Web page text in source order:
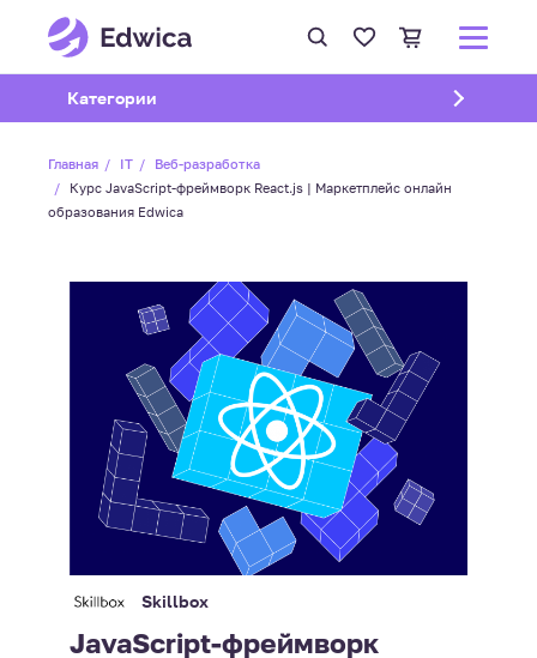
Открыть подменю
Категории
Главная IT
Веб-разработка
Курс JavaScript-фреймворк React.js | Маркетплейс онлайн
образования Edwica
Skillbox
JavaScript-фреймворк